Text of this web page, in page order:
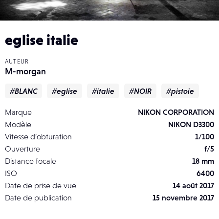
eglise italie
AUTEUR
M-morgan
#BLANC #eglise #italie #NOIR #pistoie
Marque
NIKON CORPORATION
Modèle
NIKON D3300
Vitesse d’obturation
1/100
Ouverture
f/5
Distance focale
18 mm
ISO
6400
Date de prise de vue
14 août 2017
Date de publication
15 novembre 2017